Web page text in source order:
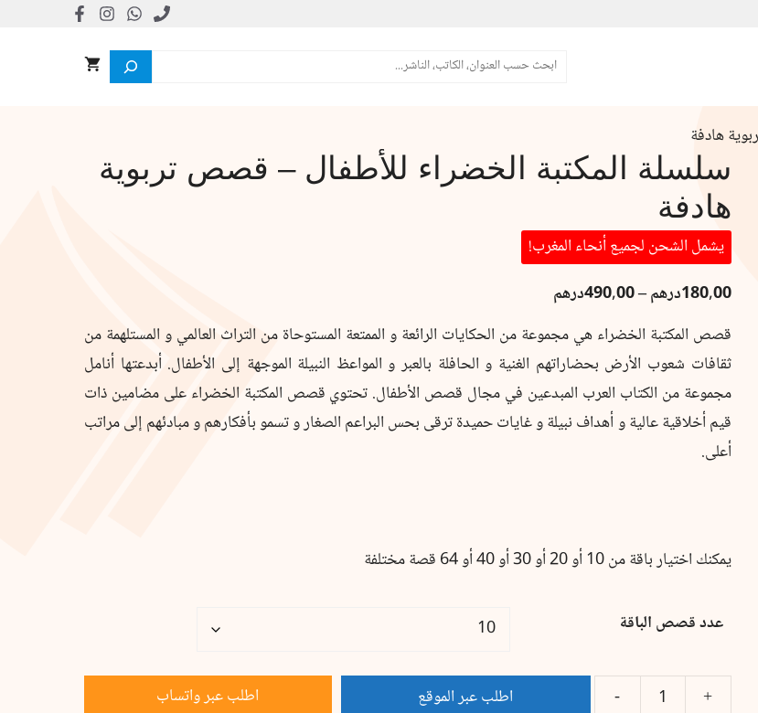
البحث
هادفة
سلسلة المكتبة الخضراء للأطفال – قصص تربوية
هادفة
يشمل الشحن لجميع أنحاء المغرب!
180,00درهم–
490,00درهم
من
⁦180,00درهم⁩
خلال
قصص المكتبة الخضراء هي مجموعة من الحكايات الرائعة و الممتعة المستوحاة من التراث العالمي و المستلهمة من
ثقافات شعوب الأرض بحضاراتهم الغنية و الحافلة بالعبر و المواعظ النبيلة الموجهة إلى الأطفال. أبدعتها أنامل
مجموعة من الكتاب العرب المبدعين في مجال قصص الأطفال. تحتوي قصص المكتبة الخضراء على مضامين ذات
قيم أخلاقية عالية و أهداف نبيلة و غايات حميدة ترقى بحس البراعم الصغار و تسمو بأفكارهم و مبادئهم إلى مراتب
أعلى.
يمكنك اختيار باقة من 10 أو 20 أو 30 أو 40 أو 64 قصة مختلفة
عدد قصص الباقة
اطلب عبر الموقع اطلب عبر واتساب